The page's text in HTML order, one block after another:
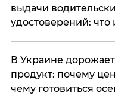
выдачи
удостоверений: что
В Украине
продукт: почему
чему готовиться